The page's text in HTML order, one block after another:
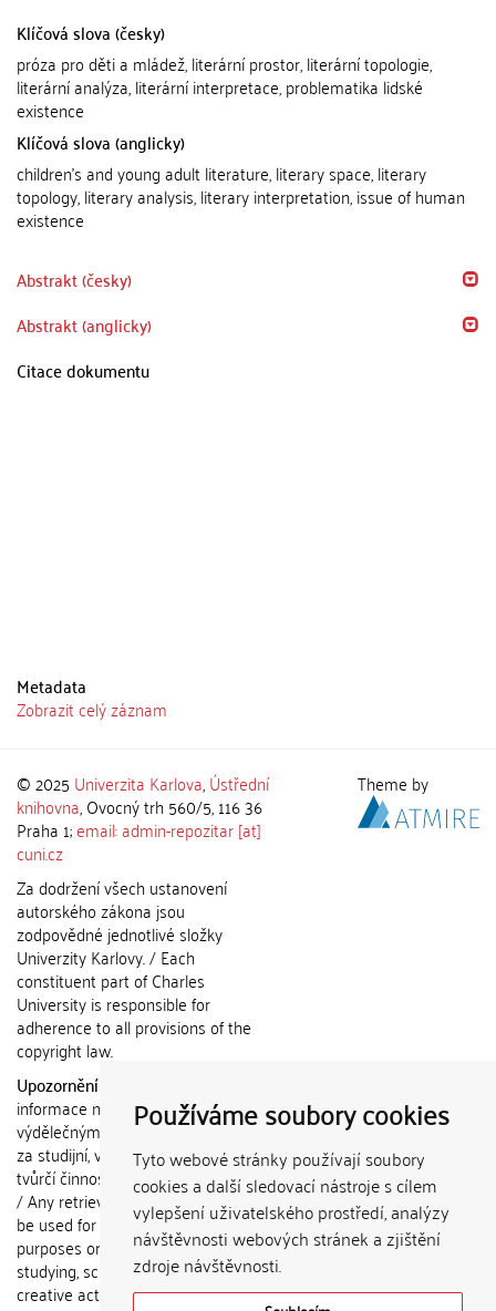
Používáme soubory cookies
Tyto webové stránky používají soubory
cookies a další sledovací nástroje s cílem
vylepšení uživatelského prostředí, analýzy
návštěvnosti webových stránek a zjištění
zdroje návštěvnosti.
Klíčová slova (česky)
próza pro děti a mládež, literární prostor, literární topologie,
literární analýza, literární interpretace, problematika lidské
existence
Klíčová slova (anglicky)
children's and young adult literature, literary space, literary
topology, literary analysis, literary interpretation, issue of human
existence
Abstrakt (česky)
Abstrakt (anglicky)
Citace dokumentu
Metadata
Zobrazit celý záznam
© 2025 Univerzita Karlova,Ústřední
knihovna, Ovocný trh 560/5, 116 36
Praha 1;email: admin-repozitar [at]
cuni.cz
Za dodržení všech ustanovení
autorského zákona jsou
zodpovědné jednotlivé složky
Univerzity Karlovy. / Each
constituent part of Charles
University is responsible for
adherence to all provisions of the
copyright law.
Upozornění / Notice:
informace nemohou být použity k
výdělečným účelům nebo vydávány
za studijní, vědeckou nebo jinou
tvůrčí činnost jiné osoby než autora.
/ Any retrieved information shall not
be used for any commercial
purposes or claimed as results of
studying, scientific or any other
creative activities of any person
Theme by